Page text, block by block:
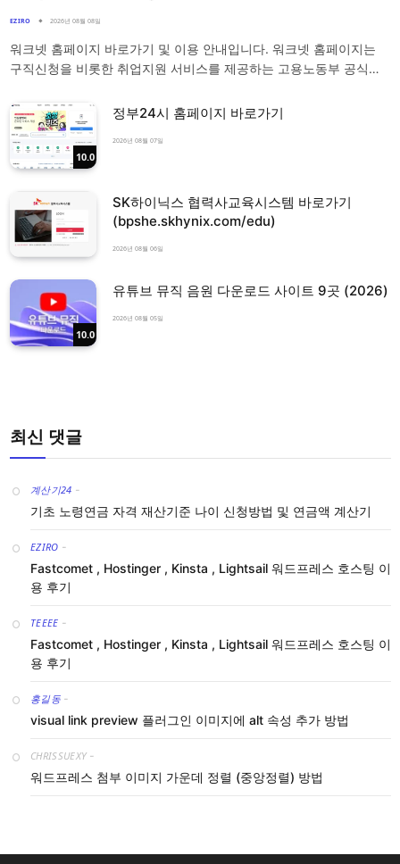
EZIRO 2026년 08월 08일
워크넷 홈페이지 바로가기 및 이용 안내입니다. 워크넷 홈페이지는
구직신청을 비롯한 취업지원 서비스를 제공하는 고용노동부 공식…
10.0
정부24시 홈페이지 바로가기
2026년 08월 07일
SK하이닉스 협력사교육시스템 바로가기
(bpshe.skhynix.com/edu)
2026년 08월 06일
10.0
유튜브 뮤직 음원 다운로드 사이트 9곳 (2026)
2026년 08월 05일
최신 댓글
계산기24 -
기초 노령연금 자격 재산기준 나이 신청방법 및 연금액 계산기
EZIRO -
Fastcomet , Hostinger , Kinsta , Lightsail 워드프레스 호스팅 이
용 후기
TEEEE -
Fastcomet , Hostinger , Kinsta , Lightsail 워드프레스 호스팅 이
용 후기
홍길동 -
visual link preview 플러그인 이미지에 alt 속성 추가 방법
CHRISSUEXY -
워드프레스 첨부 이미지 가운데 정렬 (중앙정렬) 방법